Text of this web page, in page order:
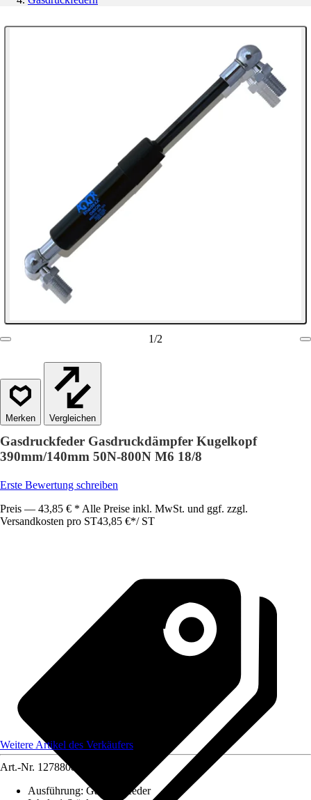
1/2
Vergleichen
Gasdruckfeder Gasdruckdämpfer Kugelkopf
390mm/140mm 50N-800N M6 18/8
Erste Bewertung schreiben
Preis — 43,85 € * Alle Preise inkl. MwSt. und ggf. zzgl.
Versandkosten pro ST43,85 €*/ ST
Weitere Artikel des Verkäufers
Art.-Nr. 12788086
Ausführung: Gasdruckfeder